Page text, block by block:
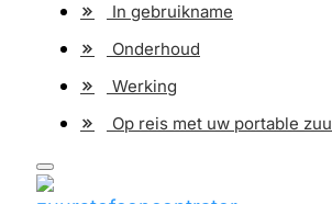
In gebruikname
Onderhoud
Werking
Op reis met uw portable